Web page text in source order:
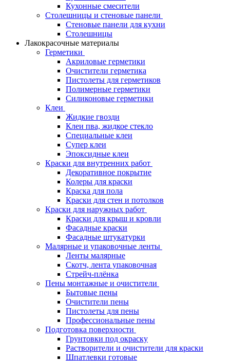
Кухонные смесители
Столешницы и стеновые панели
Стеновые панели для кухни
Столешницы
Лакокрасочные материалы
Герметики
Акриловые герметики
Очистители герметика
Пистолеты для герметиков
Полимерные герметики
Силиконовые герметики
Клеи
Жидкие гвозди
Клеи пва, жидкое стекло
Специальные клеи
Супер клеи
Эпоксидные клеи
Краски для внутренних работ
Декоративное покрытие
Колеры для краски
Краска для пола
Краски для стен и потолков
Краски для наружных работ
Краски для крыш и кровли
Фасадные краски
Фасадные штукатурки
Малярные и упаковочные ленты
Ленты малярные
Скотч, лента упаковочная
Стрейч-плёнка
Пены монтажные и очистители
Бытовые пены
Очистители пены
Пистолеты для пены
Профессиональные пены
Подготовка поверхности
Грунтовки под окраску
Растворители и очистители для краски
Шпатлевки готовые